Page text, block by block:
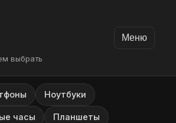
выбрать
Меню
Ноутбуки
часы Планшеты